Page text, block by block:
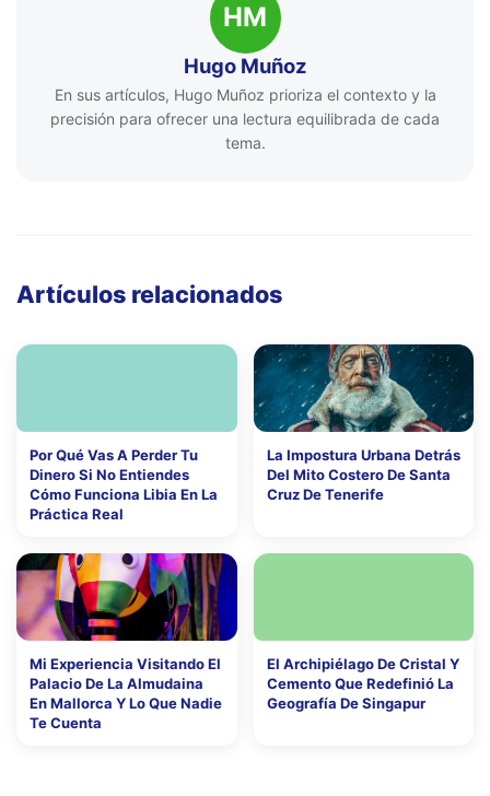
HM
Hugo Muñoz
En sus artículos, Hugo Muñoz prioriza el contexto y la
precisión para ofrecer una lectura equilibrada de cada
tema.
Artículos relacionados
Por Qué Vas A Perder Tu
Dinero Si No Entiendes
Cómo Funciona Libia En La
Práctica Real
La Impostura Urbana Detrás
Del Mito Costero De Santa
Cruz De Tenerife
Mi Experiencia Visitando El
Palacio De La Almudaina
En Mallorca Y Lo Que Nadie
Te Cuenta
El Archipiélago De Cristal Y
Cemento Que Redefinió La
Geografía De Singapur